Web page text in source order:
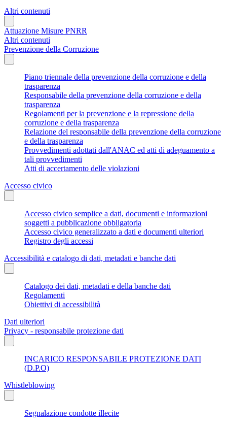
Altri contenuti
Attuazione Misure PNRR
Altri contenuti
Prevenzione della Corruzione
Piano triennale della prevenzione della corruzione e della
trasparenza
Responsabile della prevenzione della corruzione e della
trasparenza
Regolamenti per la prevenzione e la repressione della
corruzione e della trasparenza
Relazione del responsabile della prevenzione della corruzione
e della trasparenza
Provvedimenti adottati dall'ANAC ed atti di adeguamento a
tali provvedimenti
Atti di accertamento delle violazioni
Accesso civico
Accesso civico semplice a dati, documenti e informazioni
soggetti a pubblicazione obbligatoria
Accesso civico generalizzato a dati e documenti ulteriori
Registro degli accessi
Accessibilità e catalogo di dati, metadati e banche dati
Catalogo dei dati, metadati e della banche dati
Regolamenti
Obiettivi di accessibilità
Dati ulteriori
Privacy - responsabile protezione dati
INCARICO RESPONSABILE PROTEZIONE DATI
(D.P.O)
Whistleblowing
Segnalazione condotte illecite